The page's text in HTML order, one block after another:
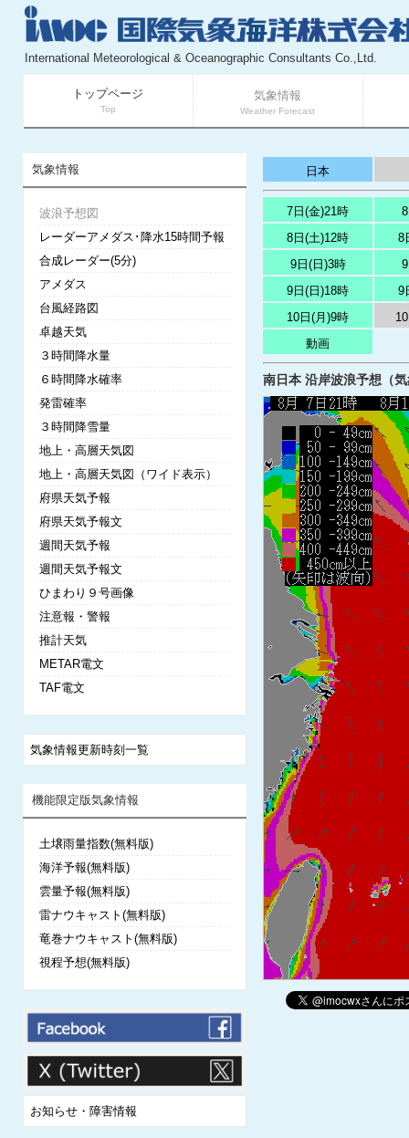
International Meteorological & Oceanographic Consultants Co.,Ltd.
トップページ
Top
気象情報
Weather Forecast
日本
7日(金)21時
8日(土)12時
8
9日(日)3時
9日(日)18時
9
10日(月)9時
動画
南日本 沿岸波浪予想（
気象情報
波浪予想図
レーダーアメダス･降水15時間予報
合成レーダー(5分)
アメダス
台風経路図
卓越天気
３時間降水量
６時間降水確率
発雷確率
３時間降雪量
地上・高層天気図
地上・高層天気図（ワイド表示）
府県天気予報
府県天気予報文
週間天気予報
週間天気予報文
ひまわり９号画像
注意報・警報
推計天気
METAR電文
TAF電文
気象情報更新時刻一覧
機能限定版気象情報
土壌雨量指数(無料版)
海洋予報(無料版)
雲量予報(無料版)
雷ナウキャスト(無料版)
竜巻ナウキャスト(無料版)
視程予想(無料版)
お知らせ・障害情報